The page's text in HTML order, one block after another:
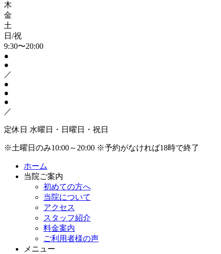
木
金
土
日/祝
9:30〜20:00
●
●
／
●
●
●
／
定休日 水曜日・日曜日・祝日
※土曜日のみ10:00～20:00 ※予約がなければ18時で終了
ホーム
当院ご案内
初めての方へ
当院について
アクセス
スタッフ紹介
料金案内
ご利用者様の声
メニュー